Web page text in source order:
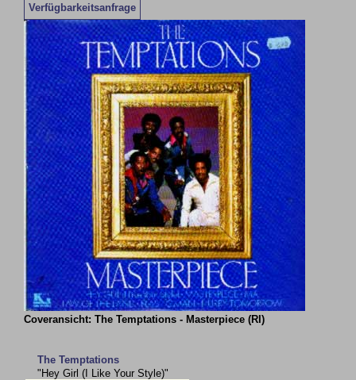
Verfügbarkeitsanfrage
Coveransicht: The Temptations - Masterpiece (RI)
The Temptations
"Hey Girl (I Like Your Style)"